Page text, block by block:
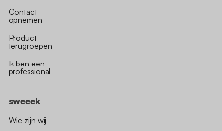
Contact
opnemen
Product
terugroepen
Ik ben een
professional
sweeek
Wie zijn wij